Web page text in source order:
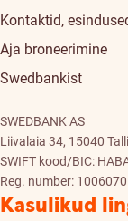
Kontaktid,
Aja broneerimine
Swedbankist
SWEDBANK AS
Liivalaia 34, 15040
SWIFT kood/BIC:
Reg. number:
Kasulikud